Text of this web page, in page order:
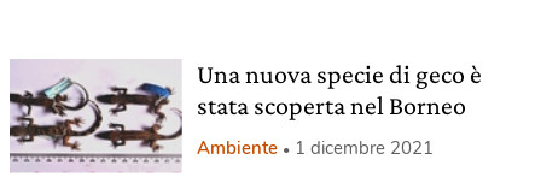
Una nuova specie di geco è
stata scoperta nel Borneo
Ambiente 1 dicembre 2021